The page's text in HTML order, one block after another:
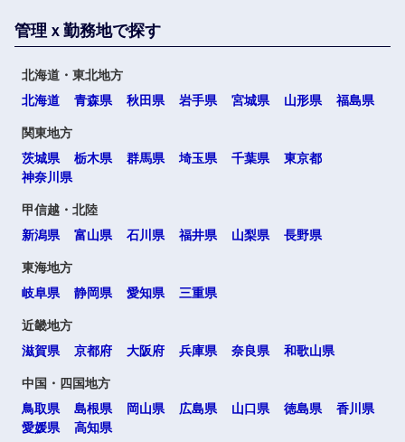
管理ｘ勤務地で探す
北海道・東北地方
北海道
青森県 秋田県 岩手県 宮城県 山形県 福島県
関東地方
茨城県
栃木県 群馬県 埼玉県 千葉県
東京都
神奈川県
甲信越・北陸
新潟県
富山県 石川県 福井県 山梨県 長野県
東海地方
岐阜県
静岡県 愛知県 三重県
近畿地方
滋賀県
京都府 大阪府 兵庫県 奈良県 和歌山県
中国・四国地方
鳥取県
島根県 岡山県 広島県 山口県 徳島県
香川県
愛媛県
高知県